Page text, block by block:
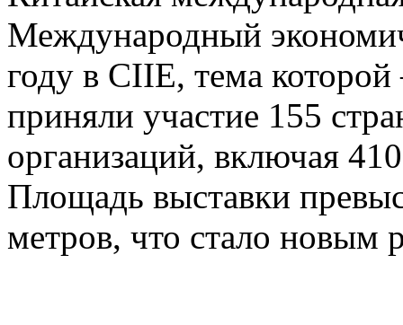
Международный
году в CIIE, тема
приняли участие 155
организаций, включая
Площадь выставки
метров, что стало новым